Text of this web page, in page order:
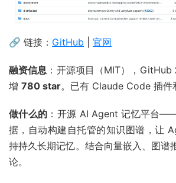
🔗 链接： GitHub 官网
融资信息 ：开源项目（MIT），GitHub
增 780 star。已有 Claude Code 插件
做什么的 ：开源 AI Agent 记忆平台
据，自动构建自托管的知识图谱，让
持持久长期记忆。结合向量嵌入、图谱
论。